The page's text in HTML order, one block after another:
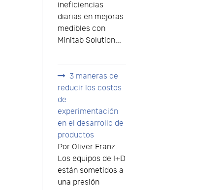
ineficiencias
diarias en mejoras
medibles con
Minitab Solution...
3 maneras de
reducir los costos
de
experimentación
en el desarrollo de
productos
Por Oliver Franz.
Los equipos de I+D
están sometidos a
una presión